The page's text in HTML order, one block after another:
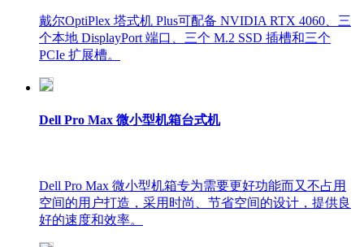
戴尔OptiPlex 塔式机 Plus可配备 NVIDIA RTX 4060、三
个本地 DisplayPort 端口、三个 M.2 SSD 插槽和三个
PCIe 扩展槽。
Dell Pro Max 微小型机箱台式机
Dell Pro Max 微小型机箱专为需要更好功能而又不占用
空间的用户打造，采用时尚、节省空间的设计，提供良
好的速度和效率。